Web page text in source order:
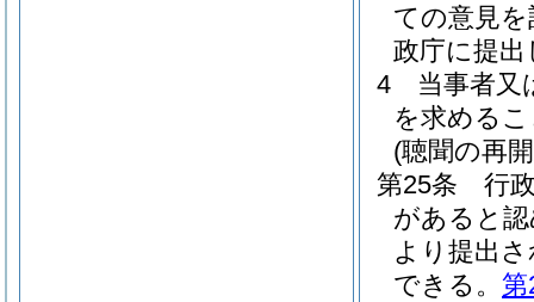
ての意見
政庁に提
4
当事者又
を求める
(聴聞の再
第25条
行
があると
より提出
できる。 第